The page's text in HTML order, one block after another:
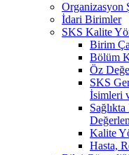
Organizasyon
İdari Birimler
SKS Kalite
Birim
Bölüm
Öz
SKS
İsimleri
Kalite
Hasta,